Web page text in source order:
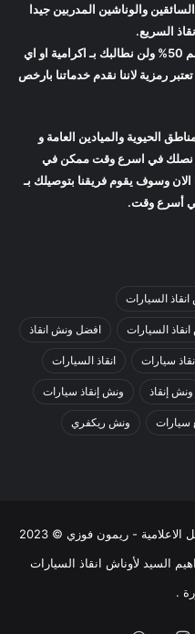
والوناشين المدربين جيدا
السريع.
بمصر بخصم 50% ولن نطالبك بـ اكرامية او اي
تعتبر رمزية لاننا نقدم خدماتنا بارخص
الحيوية والميادين العامة و
نصلك في اسرع وقت ممكن في
الان وسوف يقوم فريقنا بتوصيلك بـ
أسرع وقت.
السيارات
السيارات افضل ونش انقاذ
سيارات انقاذ السيارات
ونش إنقاذ ونش إنقاذ سيارات
سيارات ونش ريكفري
الاعلامية - ريمون فوزي
© 2023
السيد لأوناش انقاذ السيارات
.